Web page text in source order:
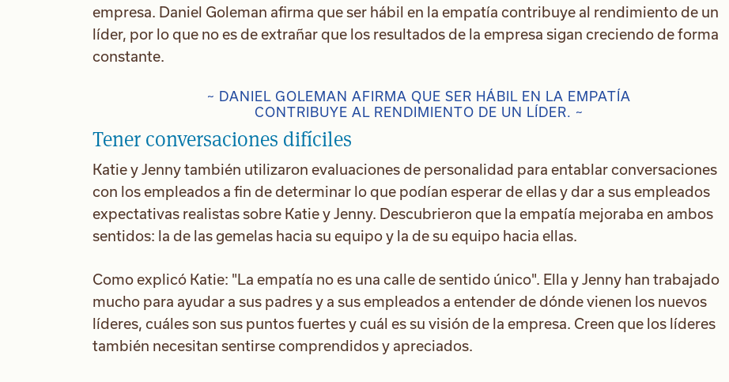
empresa. Daniel Goleman afirma que ser hábil en la empatía contribuye al rendimiento de un
líder, por lo que no es de extrañar que los resultados de la empresa sigan creciendo de forma
constante.
~ DANIEL GOLEMAN AFIRMA QUE SER HÁBIL EN LA EMPATÍA
CONTRIBUYE AL RENDIMIENTO DE UN LÍDER. ~
Tener conversaciones difíciles
Katie y Jenny también utilizaron evaluaciones de personalidad para entablar conversaciones
con los empleados a fin de determinar lo que podían esperar de ellas y dar a sus empleados
expectativas realistas sobre Katie y Jenny. Descubrieron que la empatía mejoraba en ambos
sentidos: la de las gemelas hacia su equipo y la de su equipo hacia ellas.
Como explicó Katie: "La empatía no es una calle de sentido único". Ella y Jenny han trabajado
mucho para ayudar a sus padres y a sus empleados a entender de dónde vienen los nuevos
líderes, cuáles son sus puntos fuertes y cuál es su visión de la empresa. Creen que los líderes
también necesitan sentirse comprendidos y apreciados.